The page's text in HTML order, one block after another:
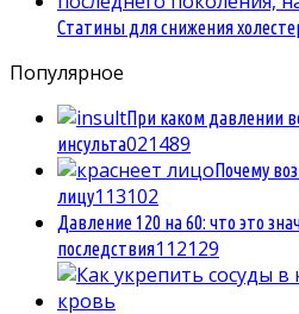
Статины для снижения
Популярное
При каком давлении
инсульта021489
Почему
лицу1 13102
Давление 120 на 60: что это
последствия1 12129